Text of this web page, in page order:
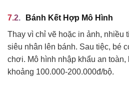
Bánh Kết Hợp Mô Hình
Thay vì chỉ vẽ hoặc in ảnh, nhiều
siêu nhân lên bánh. Sau tiệc, bé
chơi. Mô hình nhập khẩu an toàn,
khoảng 100.000-200.000đ/bộ.